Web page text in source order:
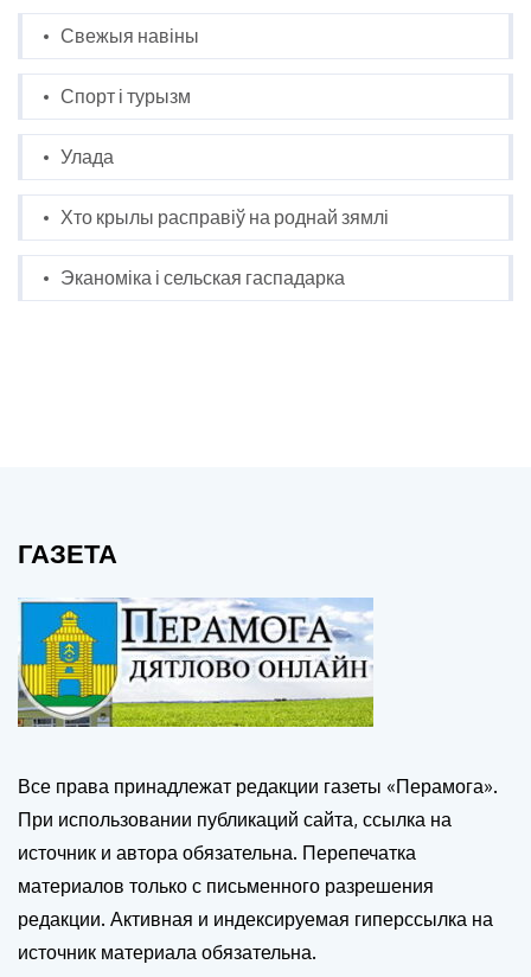
Свежыя навіны
Спорт і турызм
Улада
Хто крылы расправіў на роднай зямлі
Эканоміка і сельская гаспадарка
ГАЗЕТА
Все права принадлежат редакции газеты «Перамога».
При использовании публикаций сайта, ссылка на
источник и автора обязательна. Перепечатка
материалов только с письменного разрешения
редакции. Активная и индексируемая гиперссылка на
источник материала обязательна.